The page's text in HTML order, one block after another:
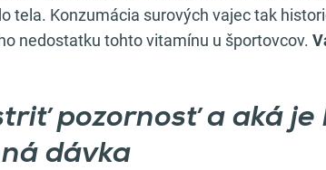
tela. Konzumácia surových vajec tak
nedostatku tohto vitamínu u športovcov.
pozornosť a aká je
dávka